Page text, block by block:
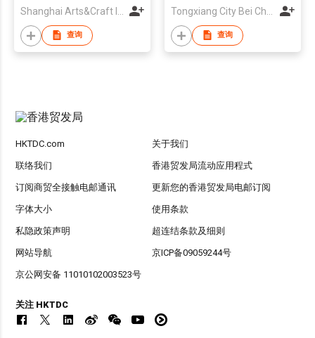
查询 查询
HKTDC.com 关于我们
联络我们 香港贸发局流动应用程式
订阅商贸全接触电邮通讯 更新您的香港贸发局电邮订阅
字体大小 使用条款
私隐政策声明 超连结条款及细则
网站导航 京ICP备09059244号
京公网安备 11010102003523号
关注 HKTDC